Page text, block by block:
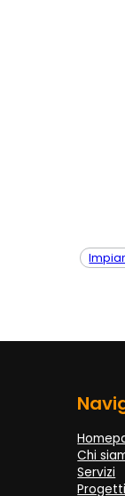
Chi
Servizi
Progetti